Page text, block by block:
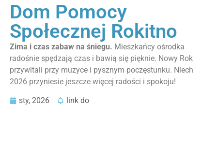
Dom Pomocy
Społecznej Rokitno
Zima i czas zabaw na śniegu. Mieszkańcy ośrodka
radośnie spędzają czas i bawią się pięknie. Nowy Rok
przywitali przy muzyce i pysznym poczęstunku. Niech
2026 przyniesie jeszcze więcej radości i spokoju!
sty, 2026 link do